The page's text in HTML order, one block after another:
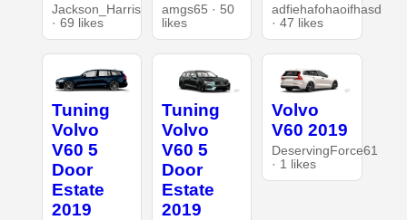
Jackson_Harris
· 69 likes
amgs65 · 50
likes
adfiehafohaoifhasd
· 47 likes
Tuning
Volvo
V60 5
Door
Estate
2019
Tuning
Volvo
V60 5
Door
Estate
2019
Volvo
V60 2019
DeservingForce61
· 1 likes